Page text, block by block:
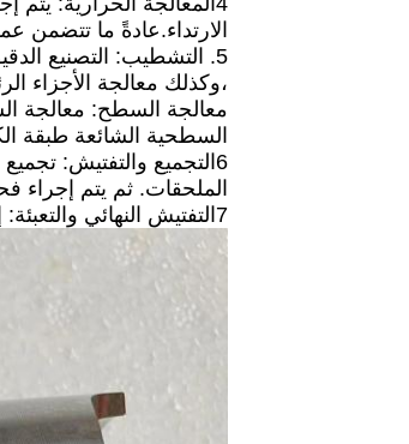
الارتداء.عادةً ما تتضمن
5. التشطيب: التصنيع
،وكذلك معالجة الأجزاء
معالجة السطح: معالجة
السطحية الشائعة طبقة
6التجميع والتفتيش:
الملحقات. ثم يتم
7التفتيش النهائي والتعبئة: إجراء التفتيش النهائي على البستنات المؤهلة، وتعبئتها وتسميتها للنقل والاستخدام.